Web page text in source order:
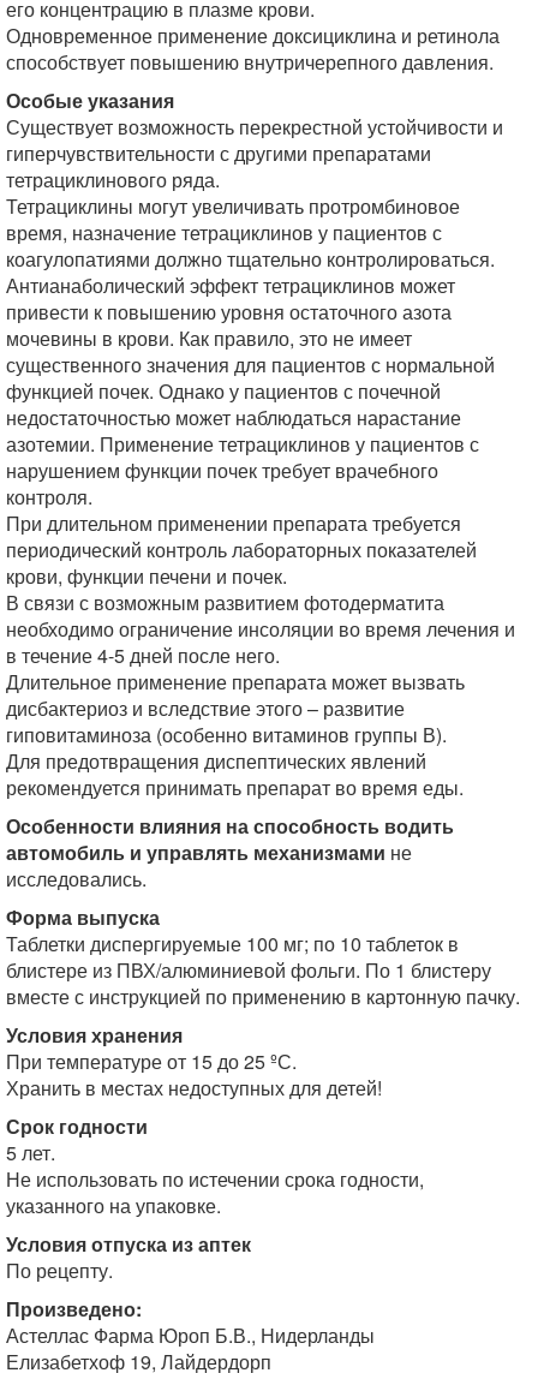
его концентрацию в плазме крови.
Одновременное применение доксициклина и ретинола
способствует повышению внутричерепного давления.
Особые указания
Существует возможность перекрестной устойчивости и
гиперчувствительности с другими препаратами
тетрациклинового ряда.
Тетрациклины могут увеличивать протромбиновое
время, назначение тетрациклинов у пациентов с
коагулопатиями должно тщательно контролироваться.
Антианаболический эффект тетрациклинов может
привести к повышению уровня остаточного азота
мочевины в крови. Как правило, это не имеет
существенного значения для пациентов с нормальной
функцией почек. Однако у пациентов с почечной
недостаточностью может наблюдаться нарастание
азотемии. Применение тетрациклинов у пациентов с
нарушением функции почек требует врачебного
контроля.
При длительном применении препарата требуется
периодический контроль лабораторных показателей
крови, функции печени и почек.
В связи с возможным развитием фотодерматита
необходимо ограничение инсоляции во время лечения и
в течение 4-5 дней после него.
Длительное применение препарата может вызвать
дисбактериоз и вследствие этого – развитие
гиповитаминоза (особенно витаминов группы В).
Для предотвращения диспептических явлений
рекомендуется принимать препарат во время еды.
Особенности влияния на способность водить
автомобиль и управлять механизмами не
исследовались.
Форма выпуска
Таблетки диспергируемые 100 мг; по 10 таблеток в
блистере из ПВХ/алюминиевой фольги. По 1 блистеру
вместе с инструкцией по применению в картонную пачку.
Условия хранения
При температуре от 15 до 25 ºС.
Хранить в местах недоступных для детей!
Срок годности
5 лет.
Не использовать по истечении срока годности,
указанного на упаковке.
Условия отпуска из аптек
По рецепту.
Произведено:
Астеллас Фарма Юроп Б.В., Нидерланды
Елизабетхоф 19, Лайдердорп